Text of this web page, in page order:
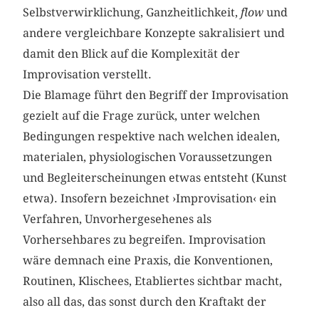
Selbstverwirklichung, Ganzheitlichkeit,flow und
andere vergleichbare Konzepte sakralisiert und
damit den Blick auf die Komplexität der
Improvisation verstellt.
Die Blamage führt den Begriff der Improvisation
gezielt auf die Frage zurück, unter welchen
Bedingungen respektive nach welchen idealen,
materialen, physiologischen Voraussetzungen
und Begleiterscheinungen etwas entsteht (Kunst
etwa). Insofern bezeichnet ›Improvisation‹ ein
Verfahren, Unvorhergesehenes als
Vorhersehbares zu begreifen. Improvisation
wäre demnach eine Praxis, die Konventionen,
Routinen, Klischees, Etabliertes sichtbar macht,
also all das, das sonst durch den Kraftakt der